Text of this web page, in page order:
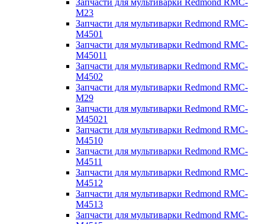
Запчасти для мультиварки Redmond RMC-
M23
Запчасти для мультиварки Redmond RMC-
M4501
Запчасти для мультиварки Redmond RMC-
M45011
Запчасти для мультиварки Redmond RMC-
M4502
Запчасти для мультиварки Redmond RMC-
M29
Запчасти для мультиварки Redmond RMC-
M45021
Запчасти для мультиварки Redmond RMC-
M4510
Запчасти для мультиварки Redmond RMC-
M4511
Запчасти для мультиварки Redmond RMC-
M4512
Запчасти для мультиварки Redmond RMC-
M4513
Запчасти для мультиварки Redmond RMC-